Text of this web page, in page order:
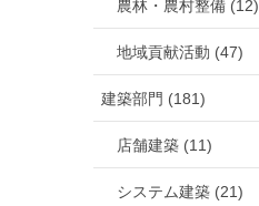
農林・農村整備 (12)
地域貢献活動 (47)
建築部門 (181)
店舗建築 (11)
システム建築 (21)